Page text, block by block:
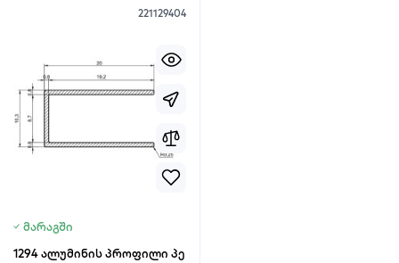
221129404
მარაგში
1294 ალუმინის პროფილი პე